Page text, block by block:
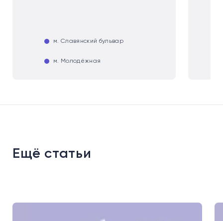
м. Славянский бульвар
м. Молодёжная
Ещё статьи